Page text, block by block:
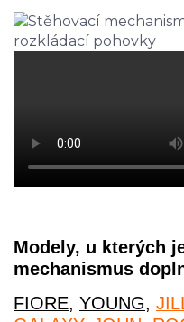
Modely, u kterých
mechanismus
FIORE, YOUNG,